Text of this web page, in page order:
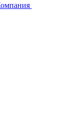
составляет до
до 35 С.
изделие
и
Для
рекомендуется